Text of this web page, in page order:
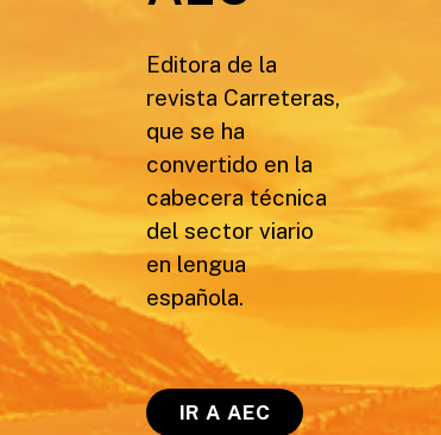
Editora de la
revista Carreteras,
que se ha
convertido en la
cabecera técnica
del sector viario
en lengua
española.
IR A AEC